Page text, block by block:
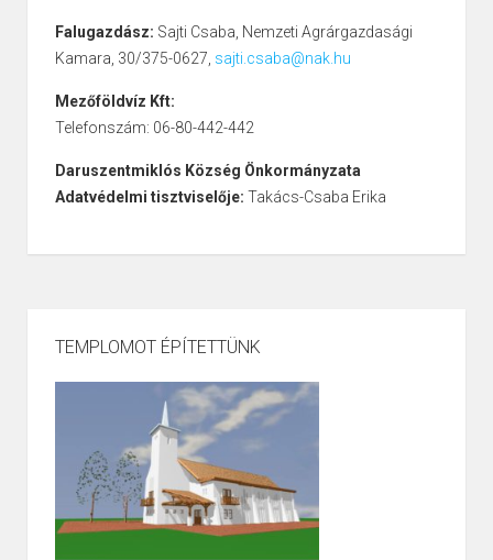
Falugazdász: Sajti Csaba, Nemzeti Agrárgazdasági
Kamara, 30/375-0627, sajti.csaba@nak.hu
Mezőföldvíz Kft:
Telefonszám: 06-80-442-442
Daruszentmiklós Község Önkormányzata
Adatvédelmi tisztviselője: Takács-Csaba Erika
TEMPLOMOT ÉPÍTETTÜNK